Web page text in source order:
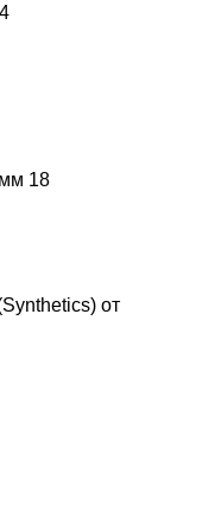
18
от